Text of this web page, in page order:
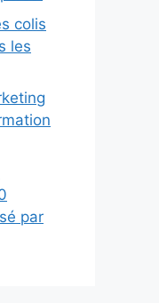
colis
les
par